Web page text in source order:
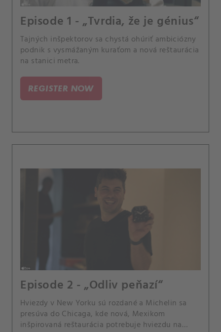
Episode 1 - „Tvrdia, že je génius“
Tajných inšpektorov sa chystá ohúriť ambiciózny
podnik s vysmážaným kuraťom a nová reštaurácia
na stanici metra.
REGISTER NOW
Episode 2 - „Odliv peňazí“
Hviezdy v New Yorku sú rozdané a Michelin sa
presúva do Chicaga, kde nová, Mexikom
inšpirovaná reštaurácia potrebuje hviezdu na